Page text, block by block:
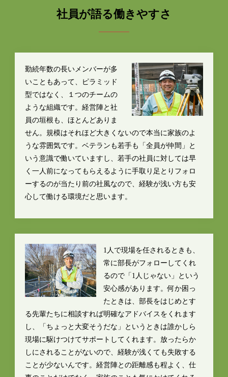
社員が語る働きやすさ
勤続年数の長いメンバーが多
いこともあって、ピラミッド
型ではなく、１つのチームの
ような組織です。経営陣と社
員の垣根も、ほとんどありま
せん。規模はそれほど大きくないので本当に家族のよ
うな雰囲気です。ベテランも若手も「全員が仲間」と
いう意識で働いていますし、若手の社員に対しては早
く一人前になってもらえるように手取り足とりフォロ
ーするのが当たり前の社風なので、経験が浅い方も安
心して働ける環境だと思います。
1人で現場を任されるときも、
常に部長がフォローしてくれ
るので「1人じゃない」という
安心感があります。何か困っ
たときは、部長をはじめとす
る先輩たちに相談すれば明確なアドバイスをくれます
し、「ちょっと大変そうだな」というときは誰かしら
現場に駆けつけてサポートしてくれます。放ったらか
しにされることがないので、経験が浅くても失敗する
ことが少ないんです。経営陣との距離感も程よく、仕